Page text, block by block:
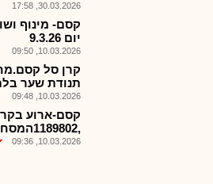
30.03.2026, 17:58
יום 9.3.26
10.03.2026, 09:50
תנודת שער
10.03.2026, 09:48
קסם-ארוע
,1189802המסחר יפתח כרגיל
10.03.2026, 09:36